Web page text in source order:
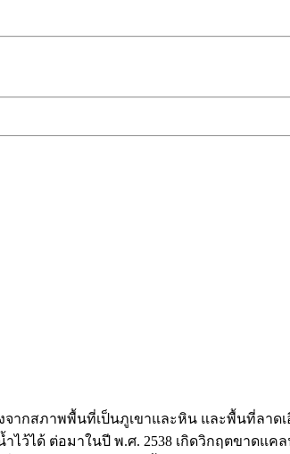
ากสภาพพื้นที่เป็นภูเขาและหิน และพื้นที่ลา
ว้ได้ ต่อมาในปี พ.ศ. 2538 เกิดวิกฤตขาดแ